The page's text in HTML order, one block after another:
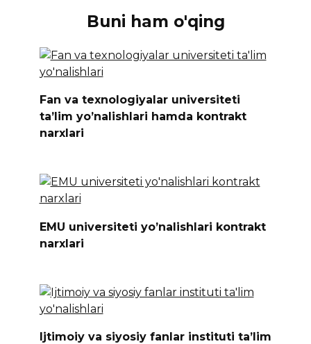
Buni ham o'qing
Fan va texnologiyalar universiteti
ta’lim yo’nalishlari hamda kontrakt
narxlari
EMU universiteti yo’nalishlari kontrakt
narxlari
Ijtimoiy va siyosiy fanlar instituti ta’lim